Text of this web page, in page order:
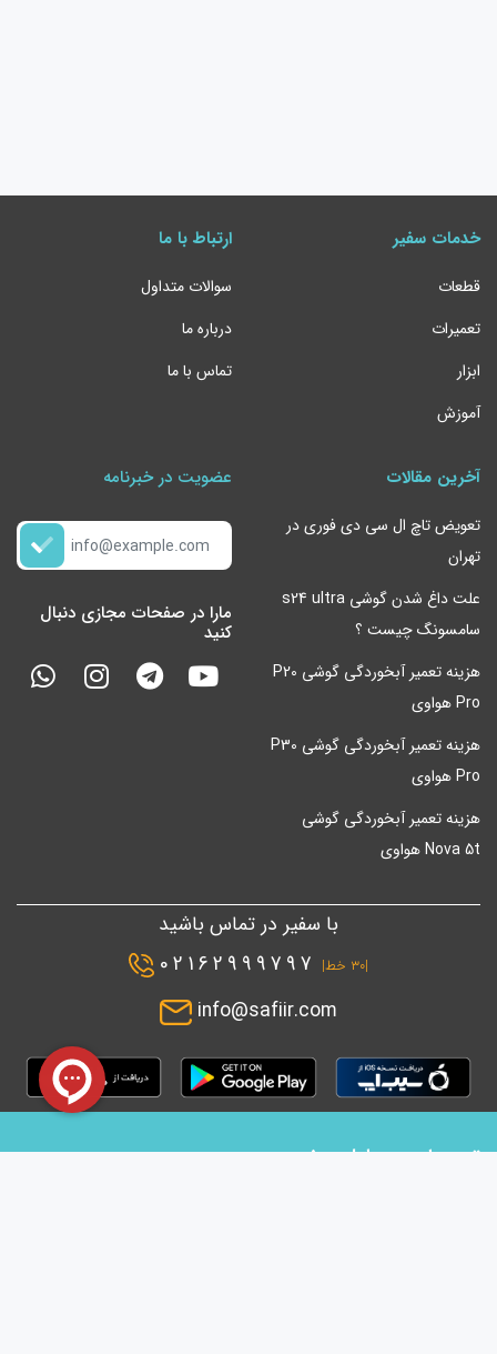
خدمات سفیر
قطعات
تعمیرات
ابزار
آموزش
ارتباط با ما
سوالات متداول
درباره ما
تماس با ما
آخرین مقالات
تعویض تاچ ال سی دی فوری در
تهران
علت داغ شدن گوشی s24 ultra
سامسونگ چیست ؟
هزینه تعمیر آبخوردگی گوشی P20
Pro هواوی
هزینه تعمیر آبخوردگی گوشی P30
Pro هواوی
هزینه تعمیر آبخوردگی گوشی
Nova 5t هواوی
عضویت در خبرنامه
مارا در صفحات مجازی دنبال
کنید
با سفیر در تماس باشید
|۳۰ خط|
02162999797
info@safiir.com
تعمیرات موبایل سفیر